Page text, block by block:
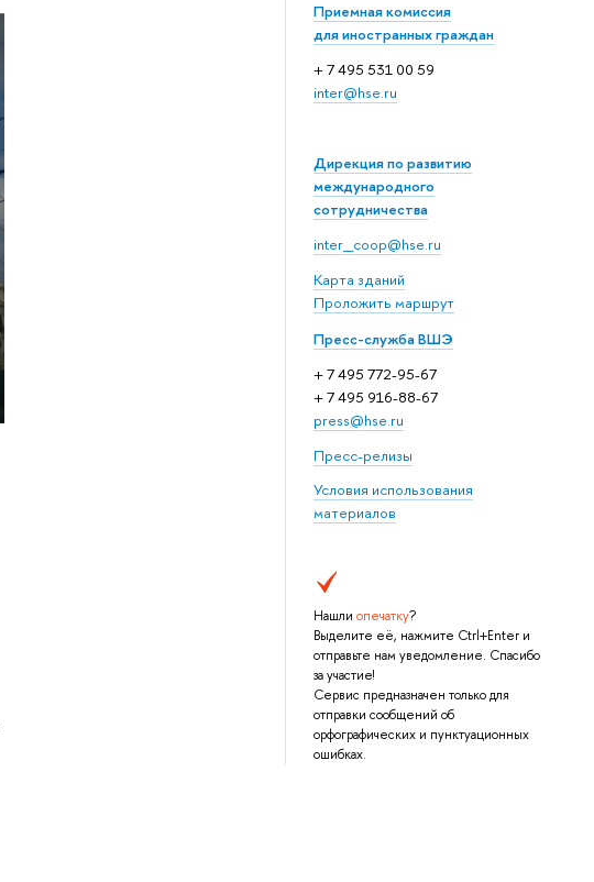
Приемная комиссия
для иностранных граждан
+ 7 495 531 00 59
inter@hse.ru
Дирекция по развитию
международного
сотрудничества
inter_coop@hse.ru
Карта зданий
Проложить маршрут
Пресс-служба ВШЭ
+ 7 495 772-95-67
+ 7 495 916-88-67
press@hse.ru
Пресс-релизы
Условия использования
материалов
Нашли опечатку?
Выделите её, нажмите Ctrl+Enter и
отправьте нам уведомление. Спасибо
за участие!
Сервис предназначен только для
отправки сообщений об
орфографических и пунктуационных
ошибках.